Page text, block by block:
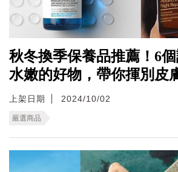
秋冬換季保養品推薦！6
水嫩的好物，帶你揮別皮
上架日期 2024/10/02
嚴選商品